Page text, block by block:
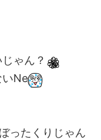
ゃん？
いNe
ったくりじゃん